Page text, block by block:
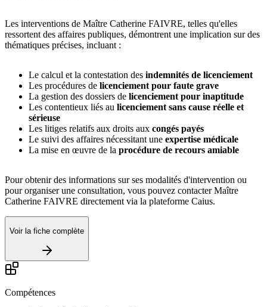
Les interventions de Maître Catherine FAIVRE, telles qu'elles
ressortent des affaires publiques, démontrent une implication sur des
thématiques précises, incluant :
Le calcul et la contestation des indemnités de licenciement
Les procédures de licenciement pour faute grave
La gestion des dossiers de licenciement pour inaptitude
Les contentieux liés au licenciement sans cause réelle et
sérieuse
Les litiges relatifs aux droits aux congés payés
Le suivi des affaires nécessitant une expertise médicale
La mise en œuvre de la procédure de recours amiable
Pour obtenir des informations sur ses modalités d'intervention ou
pour organiser une consultation, vous pouvez contacter Maître
Catherine FAIVRE directement via la plateforme Caius.
Voir la fiche complète
Compétences